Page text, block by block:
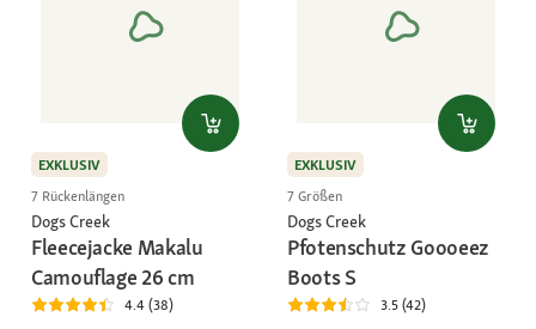
EXKLUSIV
7 Rückenlängen
Dogs Creek
Fleecejacke Makalu
Camouflage 26 cm
4.4 (38)
EXKLUSIV
7 Größen
Dogs Creek
Pfotenschutz Goooeez
Boots S
3.5 (42)